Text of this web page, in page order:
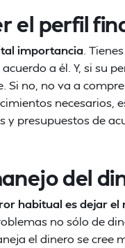
el perfil
importancia .
a él. Y, si su
Si no, no va a
necesarios,
y presupuestos de
del
habitual es dejar el
no sólo de
el dinero se cree